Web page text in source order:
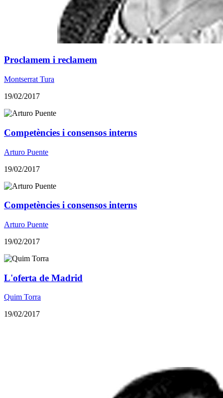
Proclamem i reclamem
Montserrat Tura
19/02/2017
Competències i consensos interns
Arturo Puente
19/02/2017
Competències i consensos interns
Arturo Puente
19/02/2017
L'oferta de Madrid
Quim Torra
19/02/2017